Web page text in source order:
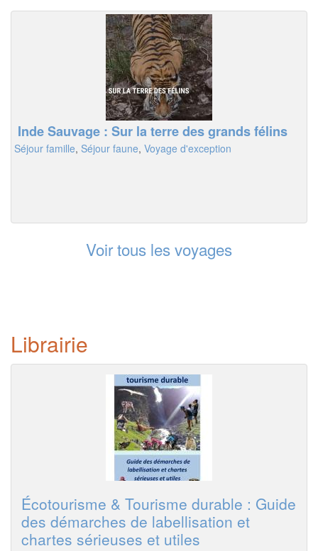
Inde Sauvage : Sur la terre des grands félins
Séjour famille, Séjour faune, Voyage d'exception
Voir tous les voyages
Librairie
Écotourisme & Tourisme durable : Guide
des démarches de labellisation et
chartes sérieuses et utiles